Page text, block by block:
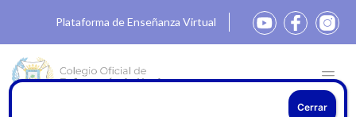
Plataforma de Enseñanza Virtual
Cerrar